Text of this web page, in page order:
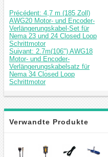
Précédent: 4,7 m (185 Zoll)
AWG20 Motor- und Encoder-
Verlängerungskabel-Set für
Nema 23 und 24 Closed Loop
Schrittmotor
Suivant: 2.7m(106") AWG18
Motor- und Encoder-
Verlängerungskabelsatz für
Nema 34 Closed Loop
Schrittmotor
Verwandte Produkte